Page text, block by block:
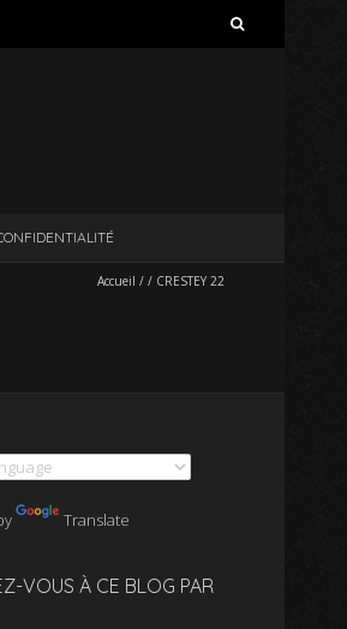
Accueil // CRESTEY 22
Translate
VOUS À CE BLOG PAR